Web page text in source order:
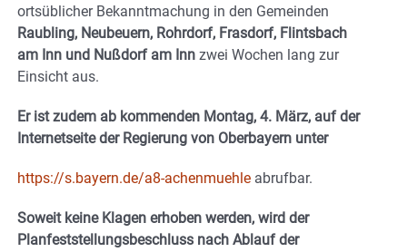
ortsüblicher Bekanntmachung in den Gemeinden
Raubling, Neubeuern, Rohrdorf, Frasdorf, Flintsbach
am Inn und Nußdorf am Inn zwei Wochen lang zur
Einsicht aus.
Er ist zudem ab kommenden Montag, 4. März, auf der
Internetseite der Regierung von Oberbayern unter
https://s.bayern.de/a8-achenmuehle abrufbar.
Soweit keine Klagen erhoben werden, wird der
Planfeststellungsbeschluss nach Ablauf der